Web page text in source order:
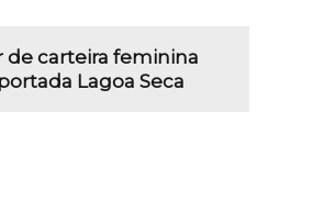
de carteira feminina
Lagoa Seca